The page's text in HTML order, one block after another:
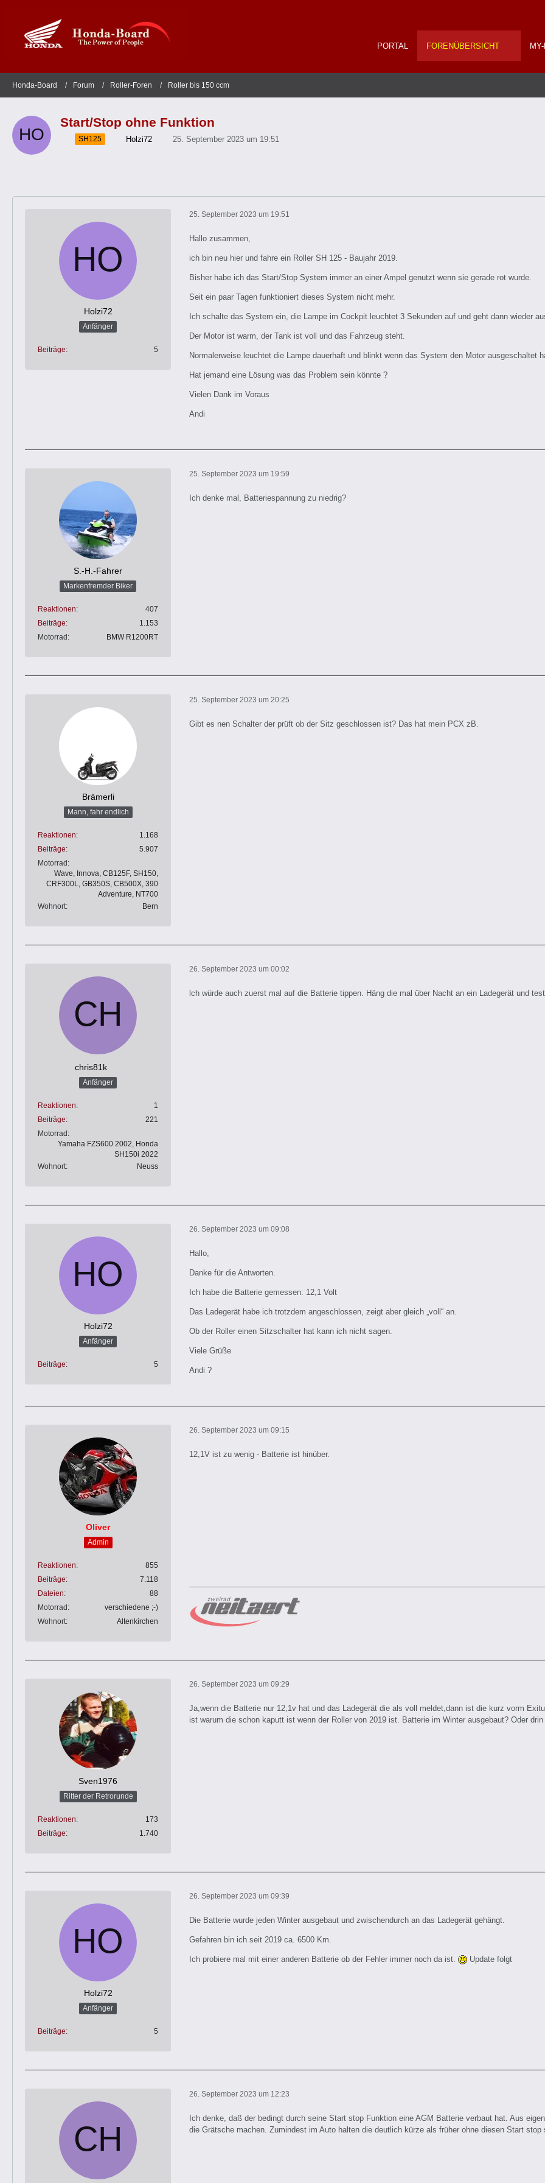
PORTAL FORENÜBERSICHT
Honda-Board Forum Roller-Foren Roller bis 150 ccm
Start/Stop ohne Funktion
SH125 Holzi72 25. September 2023 um 19:51
Holzi72
Anfänger
Beiträge 5
25. September 2023 um 19:51
Hallo zusammen,
ich bin neu hier und fahre ein Roller SH 125 - Baujahr 2019.
Bisher habe ich das Start/Stop System immer an einer Ampel genutzt wenn sie gerade rot wurde.
Seit ein paar Tagen funktioniert dieses System nicht mehr.
Ich schalte das System ein, die Lampe im Cockpit leuchtet 3 Sekunden auf und geht dann wieder
Der Motor ist warm, der Tank ist voll und das Fahrzeug steht.
Normalerweise leuchtet die Lampe dauerhaft und blinkt wenn das System den Motor ausgeschaltet
Hat jemand eine Lösung was das Problem sein könnte ?
Vielen Dank im Voraus
Andi
S.-H.-Fahrer
Markenfremder Biker
Reaktionen
407
Beiträge
1.153
Motorrad
BMW R1200RT
25. September 2023 um 19:59
Ich denke mal, Batteriespannung zu niedrig?
Brämerli
Mann, fahr endlich
Reaktionen
1.168
Beiträge
5.907
Motorrad
Wave, Innova, CB125F, SH150,
CRF300L, GB350S, CB500X, 390
Adventure, NT700
Wohnort
Bern
25. September 2023 um 20:25
Gibt es nen Schalter der prüft ob der Sitz geschlossen ist? Das hat mein PCX zB.
chris81k
Anfänger
Reaktionen
1
Beiträge
221
Motorrad
Yamaha FZS600 2002, Honda
SH150i 2022
Wohnort
Neuss
26. September 2023 um 00:02
lch würde auch zuerst mal auf die Batterie tippen. Häng die mal über Nacht an ein Ladegerät und
Holzi72
Anfänger
Beiträge 5
26. September 2023 um 09:08
Hallo,
Danke für die Antworten.
Ich habe die Batterie gemessen: 12,1 Volt
Das Ladegerät habe ich trotzdem angeschlossen, zeigt aber gleich „voll“ an.
Ob der Roller einen Sitzschalter hat kann ich nicht sagen.
Viele Grüße
Andi ?
Oliver
Admin
Reaktionen
855
Beiträge
7.118
Dateien
88
Motorrad
verschiedene ;-)
Wohnort
Altenkirchen
26. September 2023 um 09:15
12,1V ist zu wenig - Batterie ist hinüber.
Sven1976
Ritter der Retrorunde
Reaktionen
173
Beiträge
1.740
26. September 2023 um 09:29
Ja,wenn die Batterie nur 12,1v hat und das Ladegerät die als voll meldet,dann ist die kurz vorm
ist warum die schon kaputt ist wenn der Roller von 2019 ist. Batterie im Winter ausgebaut? Oder
Holzi72
Anfänger
Beiträge 5
26. September 2023 um 09:39
Die Batterie wurde jeden Winter ausgebaut und zwischendurch an das Ladegerät gehängt.
Gefahren bin ich seit 2019 ca. 6500 Km.
Ich probiere mal mit einer anderen Batterie ob der Fehler immer noch da ist. Update folgt
26. September 2023 um 12:23
Ich denke, daß der bedingt durch seine Start stop Funktion eine AGM Batterie verbaut hat. Aus
die Grätsche machen. Zumindest im Auto halten die deutlich kürze als früher ohne diesen Start